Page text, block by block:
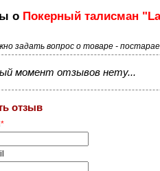
о Покерный талисман
задать вопрос о товаре -
момент отзывов нету...
отзыв
*